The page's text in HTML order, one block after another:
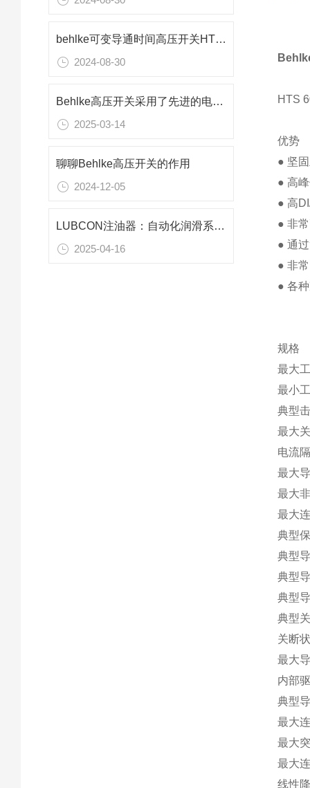
behlke可变导通时间高压开关HTS 651-03-LC
2024-08-30
Behlke高压开关采用了先进的电气控制技术
2025-03-14
聊聊Behlke高压开关的作用
2024-12-05
LUBCON注油器：自动化润滑系统中的重要组件
2025-04-16
HTS
优势
● 坚
● 高
● 高
● 非
● 通
● 非
● 各
规格
最大
最小
典型
最大
电流
最大
最大
最大
典型
典型
典型
典型
典型
关断
最大
内部
典型
最大
最大
最大
线性